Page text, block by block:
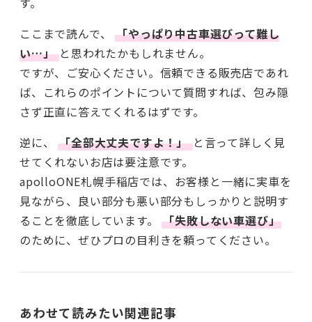
ここまで読んで、「やっぱり中古車選びって難し
い…」と思われたかもしれません。
ですが、ご安心ください。信頼できる販売店であれ
ば、これらのポイントについて質問すれば、包み隠
さず正直に答えてくれるはずです。
逆に、「全部大丈夫ですよ！」と言って詳しく見
せてくれないお店は要注意です。
apolloONE札幌手稲店では、お客様と一緒に実車を
見ながら、良い部分も悪い部分もしっかりと説明す
ることを徹底しています。「失敗しない車選び」
のために、ぜひプロの目利きを頼ってください。
あわせて読みたい関連記事